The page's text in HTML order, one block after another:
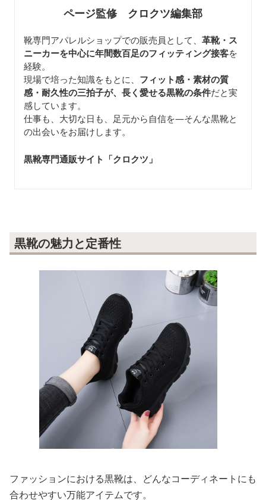
ページ監修 クロクツ編集部
靴専門アパレルショップでの販売員として、 革靴・ス
ニーカーを中心に年間数百足のフィッティング接客を
経験。
現場で培った知識をもとに、 フィット感・素材の質
感・耐久性の三拍子が、長く愛せる黒靴の条件だと実
感しています。
仕事も、大切な日も、足元から自信を—そんな黒靴と
の出会いをお届けします。
黒靴専門通販サイト「クロクツ 」
黒靴の魅力と定番性
ファッションにおける黒靴は、どんなコーディネートにも
合わせやすい万能アイテムです。